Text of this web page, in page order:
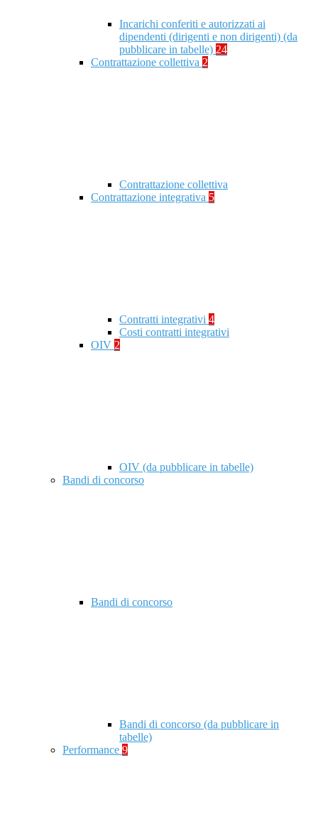
Incarichi conferiti e autorizzati ai
dipendenti (dirigenti e non dirigenti) (da
pubblicare in tabelle) 24
Contrattazione collettiva 2
Contrattazione collettiva
Contrattazione integrativa 5
Contratti integrativi 4
Costi contratti integrativi
OIV 2
OIV (da pubblicare in tabelle)
Bandi di concorso
Bandi di concorso
Bandi di concorso (da pubblicare in
tabelle)
Performance 9